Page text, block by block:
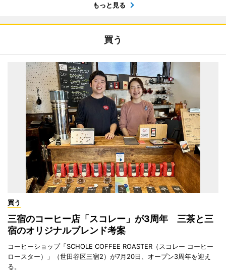
もっと見る
買う
買う
三宿のコーヒー店「スコレー」が3周年 三茶と三
宿のオリジナルブレンド考案
コーヒーショップ「SCHOLE COFFEE ROASTER（スコレー コーヒー
ロースター）」（世田谷区三宿2）が7月20日、オープン3周年を迎え
る。